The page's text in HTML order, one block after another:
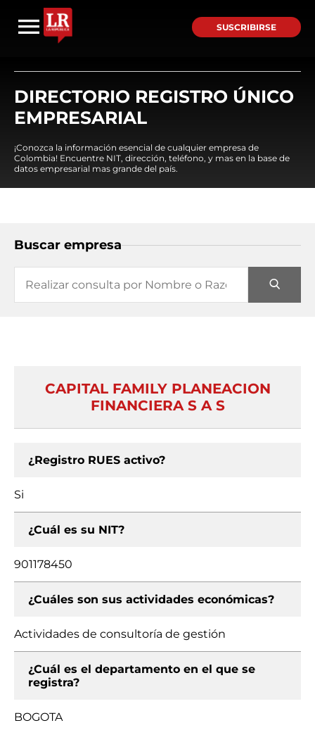
SUSCRIBIRSE
DIRECTORIO REGISTRO ÚNICO
EMPRESARIAL
¡Conozca la información esencial de cualquier empresa de
Colombia! Encuentre NIT, dirección, teléfono, y mas en la base de
datos empresarial mas grande del país.
Buscar empresa
CAPITAL FAMILY PLANEACION
FINANCIERA S A S
¿Registro RUES activo?
Si
¿Cuál es su NIT?
901178450
¿Cuáles son sus actividades económicas?
Actividades de consultoría de gestión
¿Cuál es el departamento en el que se
registra?
BOGOTA